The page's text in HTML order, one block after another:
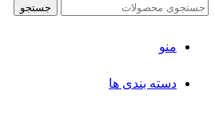
جستجو
منو
دسته بندی ها